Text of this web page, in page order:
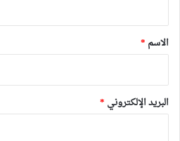
*
الاسم *
البريد الإلكتروني *